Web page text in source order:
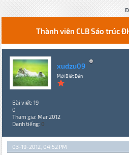
Thành viên CLB Sáo trúc
xudzu09
Mới Biết Đến
Bài viết: 19
0
Tham gia: Mar 2012
Danh tiếng: 0
03-19-2012, 04:52 PM